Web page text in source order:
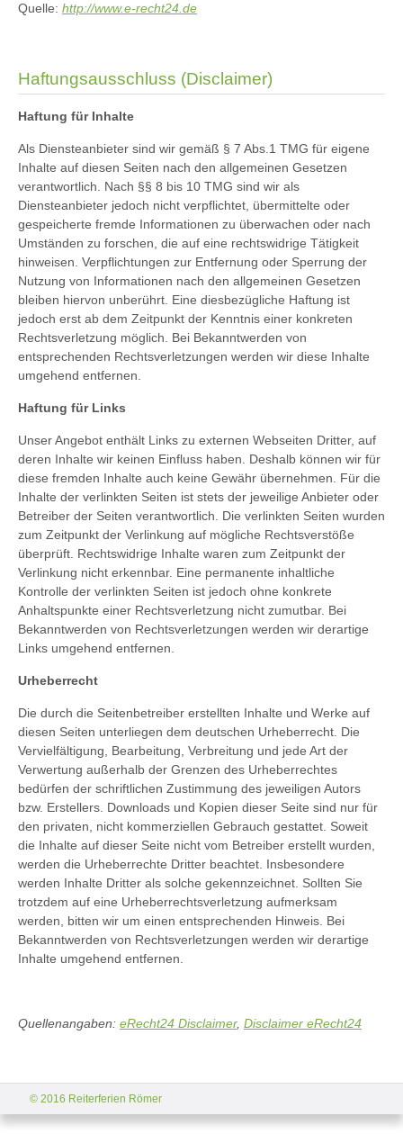
Quelle: http://www.e-recht24.de
Haftungsausschluss (Disclaimer)
Haftung für Inhalte
Als Diensteanbieter sind wir gemäß § 7 Abs.1 TMG für eigene
Inhalte auf diesen Seiten nach den allgemeinen Gesetzen
verantwortlich. Nach §§ 8 bis 10 TMG sind wir als
Diensteanbieter jedoch nicht verpflichtet, übermittelte oder
gespeicherte fremde Informationen zu überwachen oder nach
Umständen zu forschen, die auf eine rechtswidrige Tätigkeit
hinweisen. Verpflichtungen zur Entfernung oder Sperrung der
Nutzung von Informationen nach den allgemeinen Gesetzen
bleiben hiervon unberührt. Eine diesbezügliche Haftung ist
jedoch erst ab dem Zeitpunkt der Kenntnis einer konkreten
Rechtsverletzung möglich. Bei Bekanntwerden von
entsprechenden Rechtsverletzungen werden wir diese Inhalte
umgehend entfernen.
Haftung für Links
Unser Angebot enthält Links zu externen Webseiten Dritter, auf
deren Inhalte wir keinen Einfluss haben. Deshalb können wir für
diese fremden Inhalte auch keine Gewähr übernehmen. Für die
Inhalte der verlinkten Seiten ist stets der jeweilige Anbieter oder
Betreiber der Seiten verantwortlich. Die verlinkten Seiten wurden
zum Zeitpunkt der Verlinkung auf mögliche Rechtsverstöße
überprüft. Rechtswidrige Inhalte waren zum Zeitpunkt der
Verlinkung nicht erkennbar. Eine permanente inhaltliche
Kontrolle der verlinkten Seiten ist jedoch ohne konkrete
Anhaltspunkte einer Rechtsverletzung nicht zumutbar. Bei
Bekanntwerden von Rechtsverletzungen werden wir derartige
Links umgehend entfernen.
Urheberrecht
Die durch die Seitenbetreiber erstellten Inhalte und Werke auf
diesen Seiten unterliegen dem deutschen Urheberrecht. Die
Vervielfältigung, Bearbeitung, Verbreitung und jede Art der
Verwertung außerhalb der Grenzen des Urheberrechtes
bedürfen der schriftlichen Zustimmung des jeweiligen Autors
bzw. Erstellers. Downloads und Kopien dieser Seite sind nur für
den privaten, nicht kommerziellen Gebrauch gestattet. Soweit
die Inhalte auf dieser Seite nicht vom Betreiber erstellt wurden,
werden die Urheberrechte Dritter beachtet. Insbesondere
werden Inhalte Dritter als solche gekennzeichnet. Sollten Sie
trotzdem auf eine Urheberrechtsverletzung aufmerksam
werden, bitten wir um einen entsprechenden Hinweis. Bei
Bekanntwerden von Rechtsverletzungen werden wir derartige
Inhalte umgehend entfernen.
Quellenangaben: eRecht24 Disclaimer, Disclaimer eRecht24
© 2016 Reiterferien Römer